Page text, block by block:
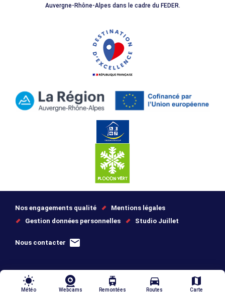
Auvergne-Rhône-Alpes dans le cadre du FEDER.
Nos engagements qualité
Mentions légales
Gestion données personnelles
Studio Juillet
Nous contacter
wb_sunny
Météo Webcams
tram
Remontées
directions_car
Routes
map
Carte